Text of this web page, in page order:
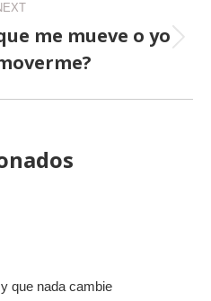
post:
me mueve o yo
que nada cambie